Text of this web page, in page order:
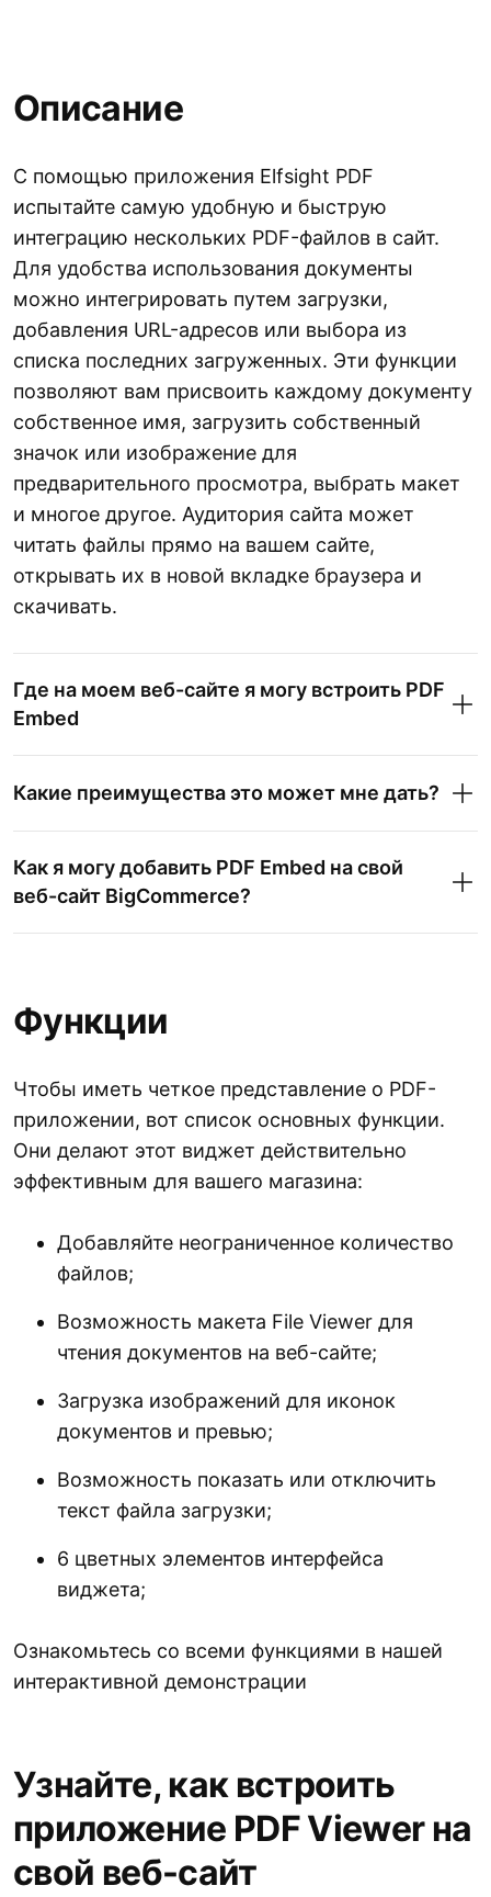
Описание
С помощью приложения Elfsight PDF
испытайте самую удобную и быструю
интеграцию нескольких PDF-файлов в сайт.
Для удобства использования документы
можно интегрировать путем загрузки,
добавления URL-адресов или выбора из
списка последних загруженных. Эти функции
позволяют вам присвоить каждому документу
собственное имя, загрузить собственный
значок или изображение для
предварительного просмотра, выбрать макет
и многое другое. Аудитория сайта может
читать файлы прямо на вашем сайте,
открывать их в новой вкладке браузера и
скачивать.
Где на моем веб-сайте я могу встроить PDF
Embed
Какие преимущества это может мне дать?
Как я могу добавить PDF Embed на свой
веб-сайт BigCommerce?
Функции
Чтобы иметь четкое представление о PDF-
приложении, вот список основных функции.
Они делают этот виджет действительно
эффективным для вашего магазина:
Добавляйте неограниченное количество
файлов;
Возможность макета File Viewer для
чтения документов на веб-сайте;
Загрузка изображений для иконок
документов и превью;
Возможность показать или отключить
текст файла загрузки;
6 цветных элементов интерфейса
виджета;
Ознакомьтесь со всеми функциями в нашей
интерактивной демонстрации
Узнайте, как встроить
приложение PDF Viewer на
свой веб-сайт